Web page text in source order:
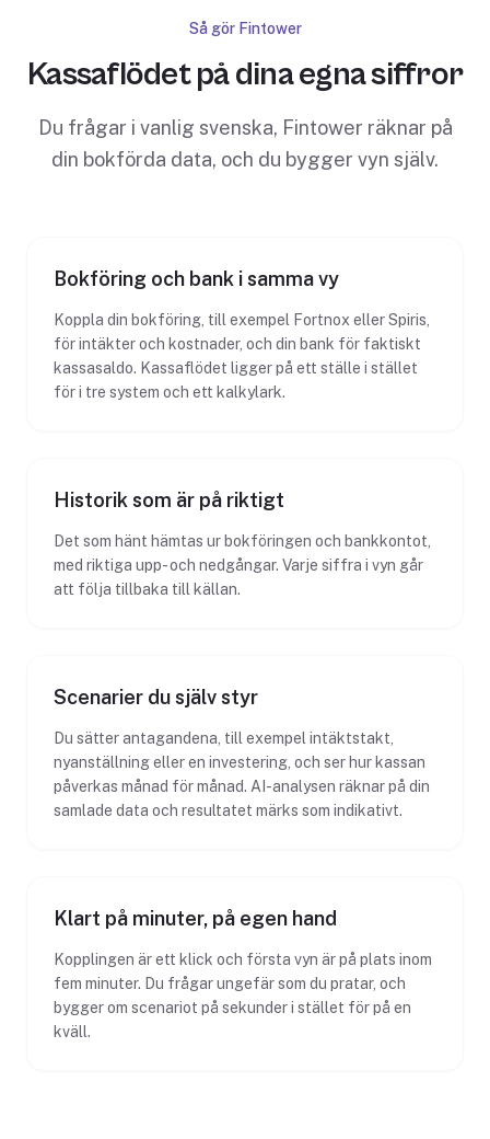
Så gör Fintower
Kassaflödet på dina egna siffror
Du frågar i vanlig svenska, Fintower räknar på
din bokförda data, och du bygger vyn själv.
Bokföring och bank i samma vy
Koppla din bokföring, till exempel Fortnox eller Spiris,
för intäkter och kostnader, och din bank för faktiskt
kassasaldo. Kassaflödet ligger på ett ställe i stället
för i tre system och ett kalkylark.
Historik som är på riktigt
Det som hänt hämtas ur bokföringen och bankkontot,
med riktiga upp- och nedgångar. Varje siffra i vyn går
att följa tillbaka till källan.
Scenarier du själv styr
Du sätter antagandena, till exempel intäktstakt,
nyanställning eller en investering, och ser hur kassan
påverkas månad för månad. AI-analysen räknar på din
samlade data och resultatet märks som indikativt.
Klart på minuter, på egen hand
Kopplingen är ett klick och första vyn är på plats inom
fem minuter. Du frågar ungefär som du pratar, och
bygger om scenariot på sekunder i stället för på en
kväll.